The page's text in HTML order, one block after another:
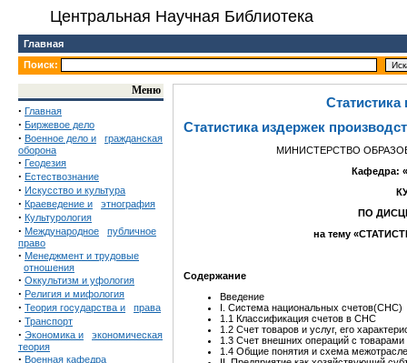
Центральная Научная Библиотека
Главная
Поиск:
Меню
· Главная
· Биржевое дело
· Военное дело и
гражданская
оборона
· Геодезия
· Естествознание
· Искусство и культура
· Краеведение и этнография
· Культурология
· Международное
публичное
право
· Менеджмент и трудовые
отношения
· Оккультизм и уфология
· Религия и мифология
· Теория государства и права
· Транспорт
· Экономика и
экономическая
теория
· Военная кафедра
Статистика издержек
МИНИСТЕРСТВО
Кафедра:
ПО
на тему
Содержание
Введение
I. Система национальных счетов(СНС)
1.1 Классификация счетов в СНС
1.2 Счет товаров и услуг, его
1.3 Счет внешних операций с
1.4 Общие понятия и схема